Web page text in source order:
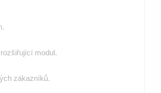
modul.
zákazníků.